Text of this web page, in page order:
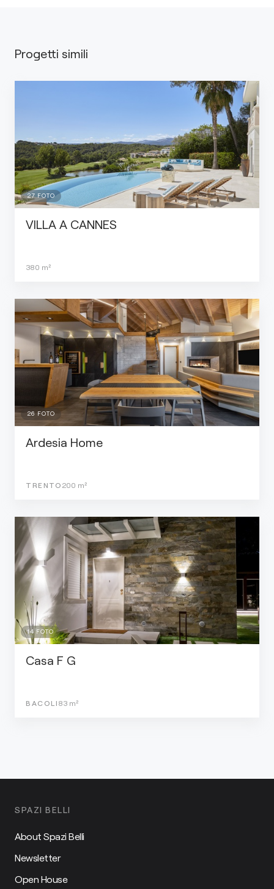
Progetti simili
27FOTO
VILLA A CANNES
380 m²
26 FOTO
Ardesia Home
TRENTO 200 m²
14FOTO
Casa F G
BACOLI 83 m²
SPAZI BELLI
About Spazi Belli
Newsletter
Open House